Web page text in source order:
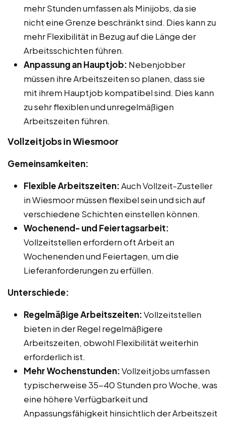
mehr Stunden umfassen als Minijobs, da sie
nicht eine Grenze beschränkt sind. Dies kann zu
mehr Flexibilität in Bezug auf die Länge der
Arbeitsschichten führen.
Anpassung an Hauptjob: Nebenjobber
müssen ihre Arbeitszeiten so planen, dass sie
mit ihrem Hauptjob kompatibel sind. Dies kann
zu sehr flexiblen und unregelmäßigen
Arbeitszeiten führen.
Vollzeitjobs in Wiesmoor
Gemeinsamkeiten:
Flexible Arbeitszeiten:Auch Vollzeit-Zusteller
in Wiesmoor müssen flexibel sein und sich auf
verschiedene Schichten einstellen können.
Wochenend- und Feiertagsarbeit:
Vollzeitstellen erfordern oft Arbeit an
Wochenenden und Feiertagen, um die
Lieferanforderungen zu erfüllen.
Unterschiede:
Regelmäßige Arbeitszeiten:Vollzeitstellen
bieten in der Regel regelmäßigere
Arbeitszeiten, obwohl Flexibilität weiterhin
erforderlich ist.
Mehr Wochenstunden:Vollzeitjobs umfassen
typischerweise 35-40 Stunden pro Woche, was
eine höhere Verfügbarkeit und
Anpassungsfähigkeit hinsichtlich der Arbeitszeit